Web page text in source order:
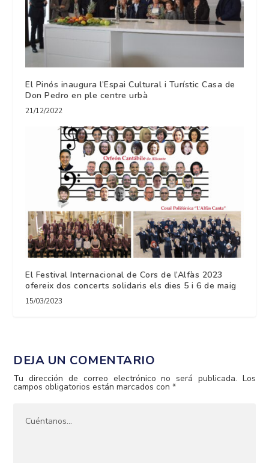
El Pinós inaugura l’Espai Cultural i Turístic Casa de
Don Pedro en ple centre urbà
21/12/2022
El Festival Internacional de Cors de l’Alfàs 2023
ofereix dos concerts solidaris els dies 5 i 6 de maig
15/03/2023
DEJA UN COMENTARIO
Tu dirección de correo electrónico no será publicada. Los
campos obligatorios están marcados con*